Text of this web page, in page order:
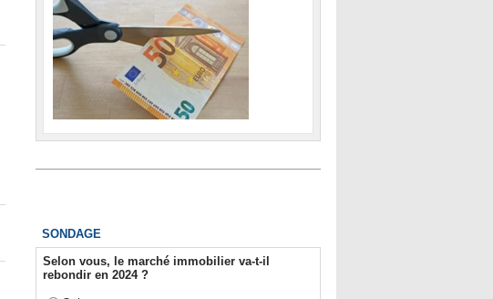
SONDAGE
Selon vous, le marché immobilier va-t-il
rebondir en 2024 ?